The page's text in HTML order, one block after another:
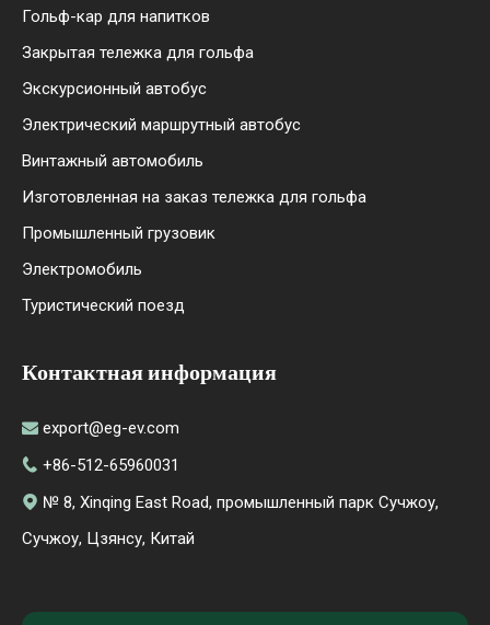
Гольф-кар для напитков
Закрытая тележка для гольфа
Экскурсионный автобус
Электрический маршрутный автобус
Винтажный автомобиль
Изготовленная на заказ тележка для гольфа
Промышленный грузовик
Электромобиль
Туристический поезд
Контактная информация
 export@eg-ev.com
 +86-512-65960031
 № 8, Xinqing East Road, промышленный парк Сучжоу,
Сучжоу, Цзянсу, Китай